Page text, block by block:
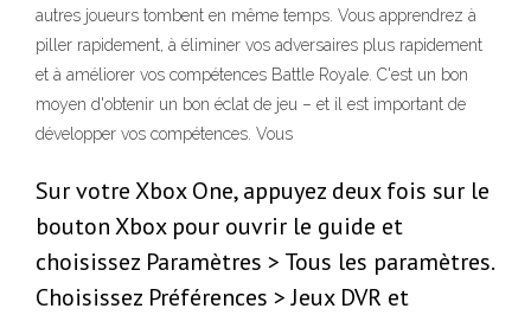
autres joueurs tombent en même temps. Vous apprendrez à
piller rapidement, à éliminer vos adversaires plus rapidement
et à améliorer vos compétences Battle Royale. C'est un bon
moyen d'obtenir un bon éclat de jeu – et il est important de
développer vos compétences. Vous
Sur votre Xbox One, appuyez deux fois sur le
bouton Xbox pour ouvrir le guide et
choisissez Paramètres > Tous les paramètres.
Choisissez Préférences > Jeux DVR et